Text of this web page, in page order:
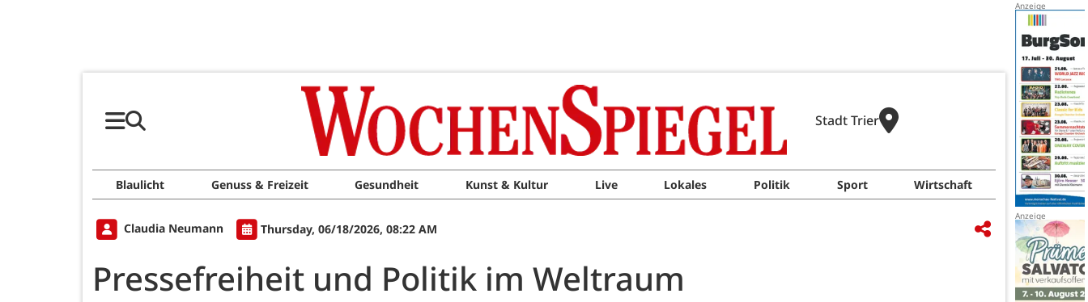
Stadt Trier
Blaulicht Genuss & Freizeit Gesundheit Kunst & Kultur Live Lokales Politik Sport Wirtschaft
Claudia Neumann Thursday, 06/18/2026, 08:22 AM
Pressefreiheit und Politik im Weltraum